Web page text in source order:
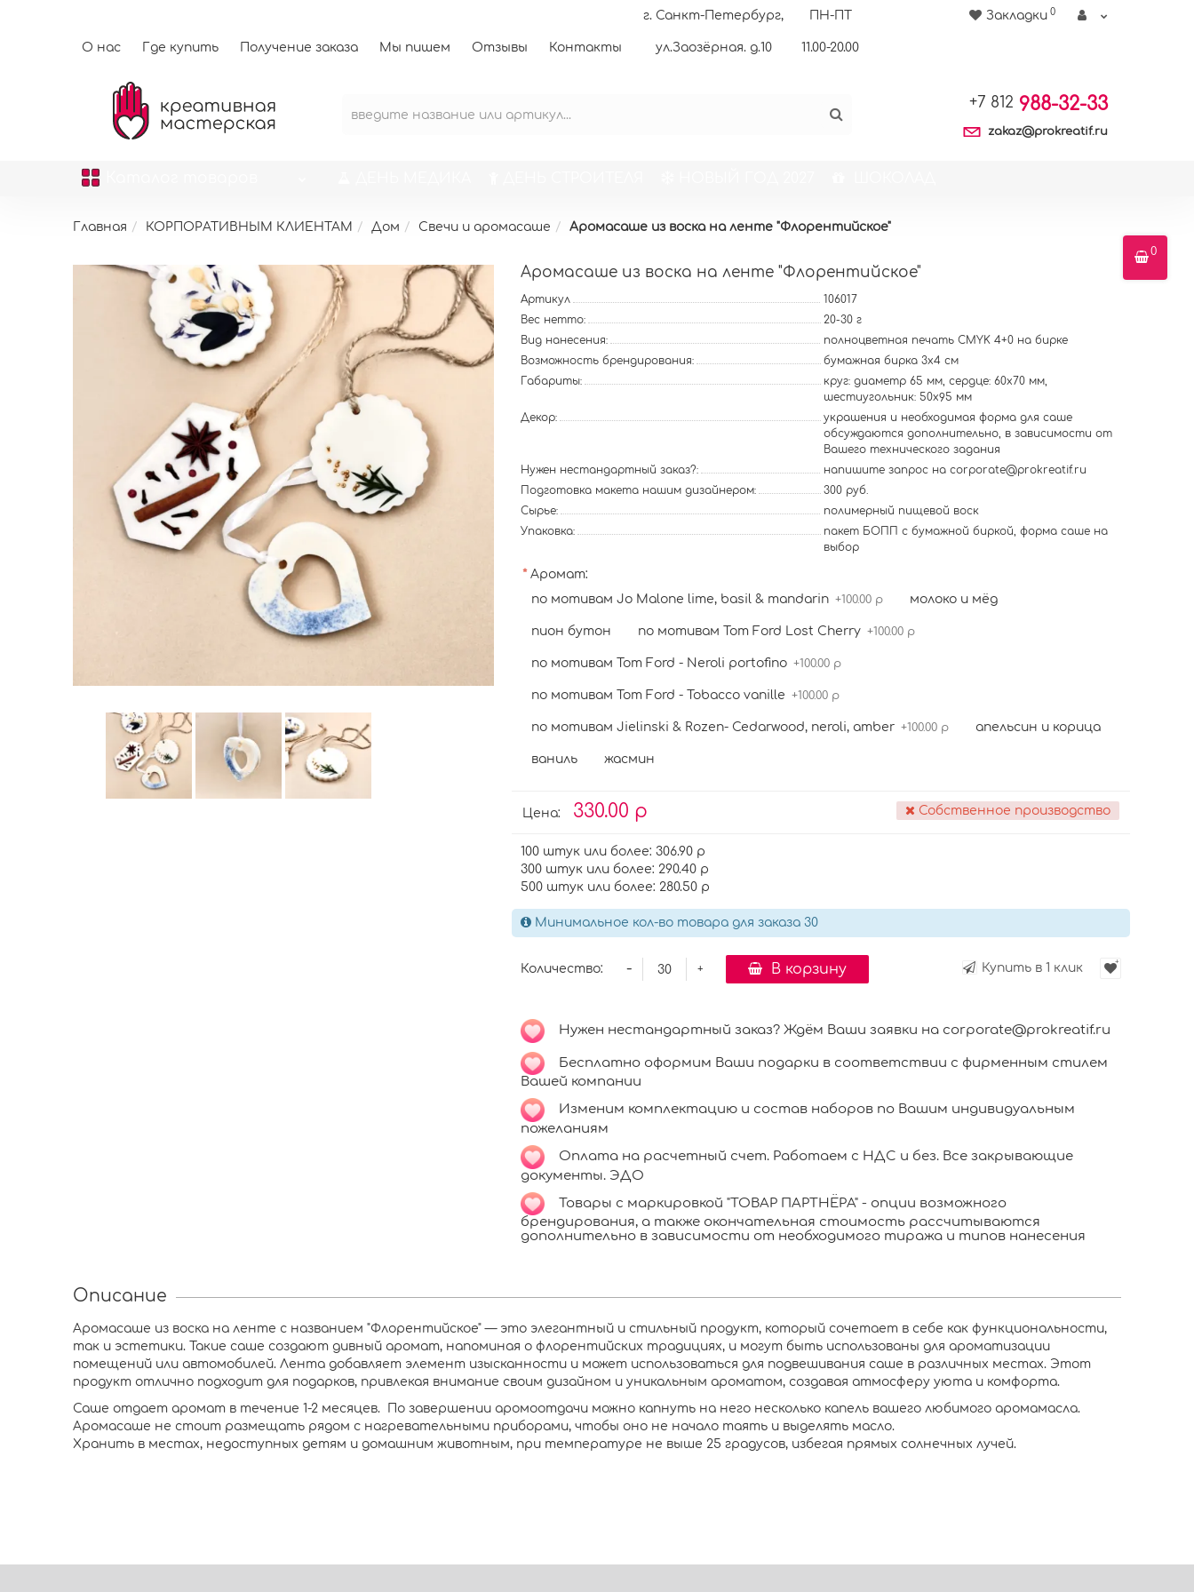
О нас Где купить Получение заказа Мы пишем Отзывы Контакты
г. Санкт-Петербург,
ул.Заозёрная. д.10
ПН-ПТ
11.00-20.00
Закладки 0
+7 812 988-32-33
zakaz@prokreatif.ru
0
Главная КОРПОРАТИВНЫМ КЛИЕНТАМ Дом Свечи и аромасаше Аромасаше из воска на ленте "Флорентийское"
Аромасаше из воска на ленте "Флорентийское"
Артикул
106017
Вес нетто:
20-30 г
Вид нанесения:
полноцветная печать CMYK 4+0 на бирке
Возможность брендирования:
бумажная бирка 3х4 см
Габариты:
круг: диаметр 65 мм, сердце: 60х70 мм,
шестиугольник: 50х95 мм
Декор:
украшения и необходимая форма для саше
обсуждаются дополнительно, в зависимости от
Вашего технического задания
Нужен нестандартный заказ?:
напишите запрос на corporate@prokreatif.ru
Подготовка макета нашим дизайнером:
300 руб.
Сырье:
полимерный пищевой воск
Упаковка:
пакет БОПП с бумажной биркой, форма саше на
выбор
Аромат:
по мотивам Jo Malone lime, basil & mandarin +100.00 р молоко и мёд
пион бутон по мотивам Tom Ford Lost Cherry +100.00 р
по мотивам Tom Ford - Neroli portofino +100.00 р
по мотивам Tom Ford - Tobacco vanille +100.00 р
по мотивам Jielinski & Rozen- Cedarwood, neroli, amber +100.00 р апельсин и корица
ваниль жасмин
Цена: 330.00 р Собственное производство
100 штук или более: 306.90 р
300 штук или более: 290.40 р
500 штук или более: 280.50 р
Минимальное кол-во товара для заказа 30
Количество: +
- В корзину Купить в 1 клик
Нужен нестандартный заказ? Ждём Ваши заявки на corporate@prokreatif.ru
Бесплатно оформим Ваши подарки в соответствии с фирменным стилем
Вашей компании
Изменим комплектацию и состав наборов по Вашим индивидуальным
пожеланиям
Оплата на расчетный счет. Работаем с НДС и без. Все закрывающие
документы. ЭДО
Товары с маркировкой "ТОВАР ПАРТНЁРА" - опции возможного
брендирования, а также окончательная стоимость рассчитываются
дополнительно в зависимости от необходимого тиража и типов нанесения
Описание
Аромасаше из воска на ленте с названием "Флорентийское" — это элегантный и стильный продукт, который сочетает в себе как функциональности,
так и эстетики. Такие саше создают дивный аромат, напоминая о флорентийских традициях, и могут быть использованы для ароматизации
помещений или автомобилей. Лента добавляет элемент изысканности и может использоваться для подвешивания саше в различных местах. Этот
продукт отлично подходит для подарков, привлекая внимание своим дизайном и уникальным ароматом, создавая атмосферу уюта и комфорта.
Саше отдает аромат в течение 1-2 месяцев. По завершении аромоотдачи можно капнуть на него несколько капель вашего любимого аромамасла.
Аромасаше не стоит размещать рядом с нагревательными приборами, чтобы оно не начало таять и выделять масло.
Хранить в местах, недоступных детям и домашним животным, при температуре не выше 25 градусов, избегая прямых солнечных лучей.